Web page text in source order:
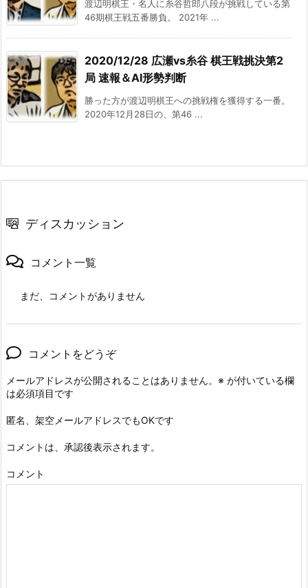
渡辺明棋王・名人に糸谷哲郎八段が挑戦している第
46期棋王戦五番勝負。 2021年 ...
2020/12/28 広瀬vs糸谷 棋王戦挑決第2
局 速報＆AI形勢判断
勝った方が渡辺明棋王への挑戦権を獲得する一番。
2020年12月28日の、第46 ...
ディスカッション
コメント一覧
まだ、コメントがありません
コメントをどうぞ
メールアドレスが公開されることはありません。 ※ が付いている欄
は必須項目です
匿名、架空メールアドレスでもOKです
コメントは、承認後表示されます。
コメント